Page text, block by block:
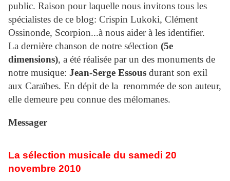
public. Raison pour laquelle nous invitons tous les
spécialistes de ce blog: Crispin Lukoki, Clément
Ossinonde, Scorpion...à nous aider à les identifier.
La dernière chanson de notre sélection (5e
dimensions), a été réalisée par un des monuments de
notre musique: Jean-Serge Essous durant son exil
aux Caraïbes. En dépit de la renommée de son auteur,
elle demeure peu connue des mélomanes.
Messager
La sélection musicale du samedi 20
novembre 2010